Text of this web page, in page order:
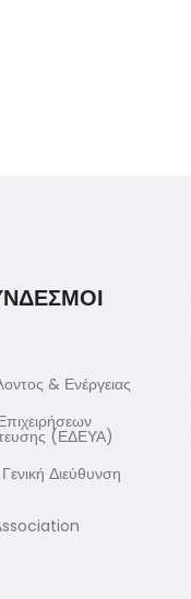
& Ενέργειας
(ΕΔΕΥΑ)
Διεύθυνση